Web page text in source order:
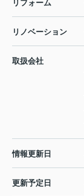
リフォーム
リノベーション
取扱会社
情報更新日
更新予定日